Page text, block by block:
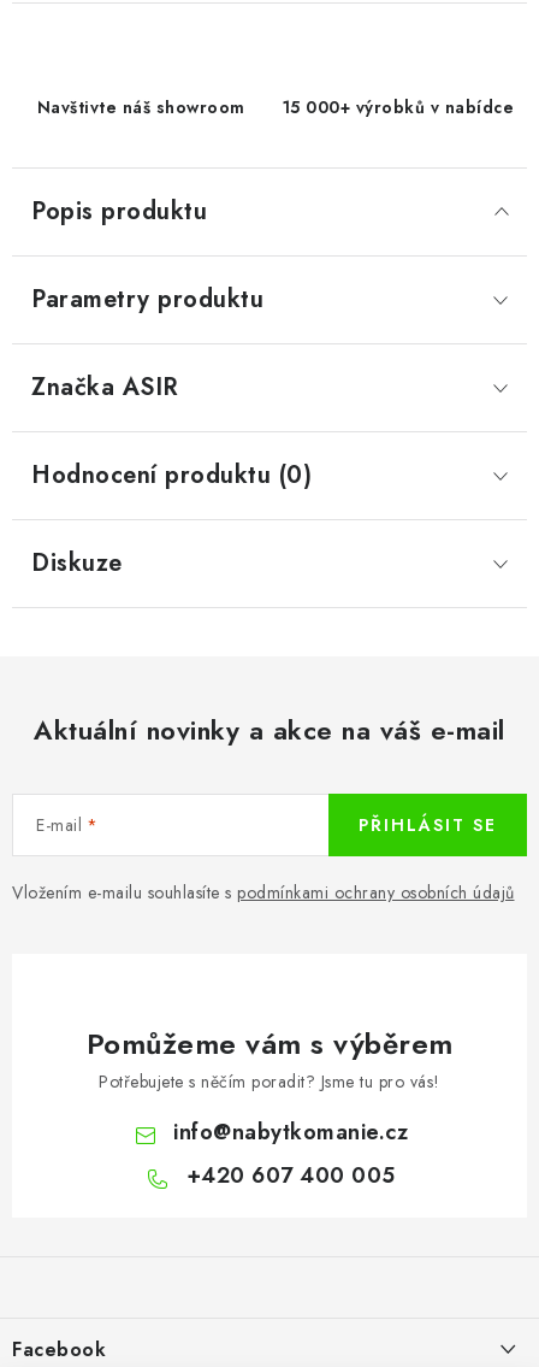
Navštivte náš showroom 15 000+ výrobků v nabídce
Popis produktu
Parametry produktu
Značka ASIR
Hodnocení produktu (0)
Diskuze
Aktuální novinky a akce na váš e-mail
E-mail
Vložením e-mailu souhlasíte s podmínkami ochrany osobních údajů
PŘIHLÁSIT SE
Pomůžeme vám s výběrem
Potřebujete s něčím poradit? Jsme tu pro vás!
info@nabytkomanie.cz
+420 607 400 005
aFacebook